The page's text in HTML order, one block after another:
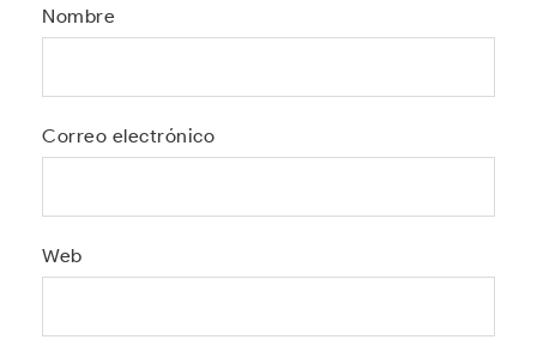
Nombre
Correo electrónico
Web